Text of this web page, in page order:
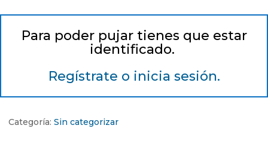
Para poder pujar tienes que estar
identificado.
Regístrate o inicia sesión.
Categoría: Sin categorizar